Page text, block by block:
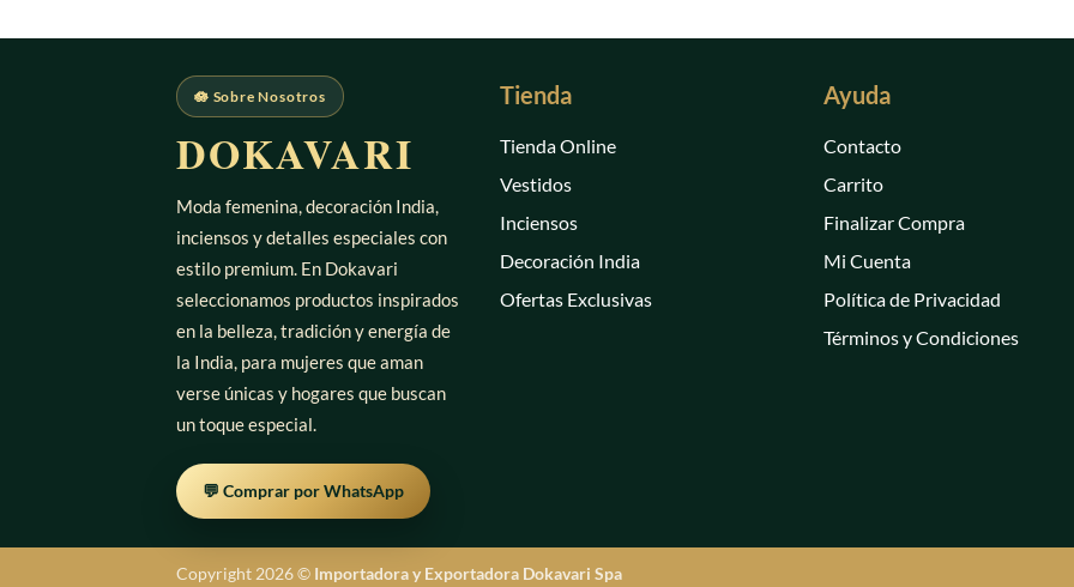
🪷 Sobre Nosotros
DOKAVARI
Moda femenina, decoración India,
inciensos y detalles especiales con
estilo premium. En Dokavari
seleccionamos productos inspirados
en la belleza, tradición y energía de
la India, para mujeres que aman
verse únicas y hogares que buscan
un toque especial.
💬 Comprar por WhatsApp
Tienda
Tienda Online
Vestidos
Inciensos
Decoración India
Ofertas Exclusivas
Ayuda
Contacto
Carrito
Finalizar Compra
Mi Cuenta
Política de Privacidad
Términos y Condiciones
Copyright 2026 © Importadora y Exportadora Dokavari Spa